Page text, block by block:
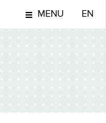
MENU EN